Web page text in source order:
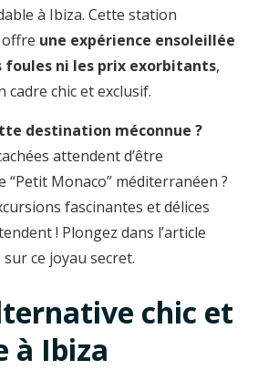
à Ibiza. Cette station
une expérience ensoleillée
foules ni les prix exorbitants,
chic et exclusif.
destination méconnue ?
attendent d’être
“Petit Monaco” méditerranéen ?
fascinantes et délices
! Plongez dans l’article
ce joyau secret.
chic et
à Ibiza